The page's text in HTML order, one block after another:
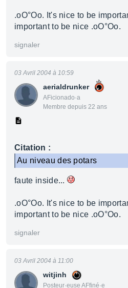
.oO°Oo. It's nice to be
important to be nice .oO°Oo.
signaler
aerialdrunker
AFicionado·a
Membre depuis 22 ans
03 Avril 2004 à 10:59
Citation :
Au niveau des potars
faute inside...
.oO°Oo. It's nice to be
important to be nice .oO°Oo.
signaler
witjinh
Posteur·euse AFfiné·e
03 Avril 2004 à 11:00